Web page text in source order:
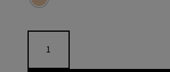
abertura
cantidad